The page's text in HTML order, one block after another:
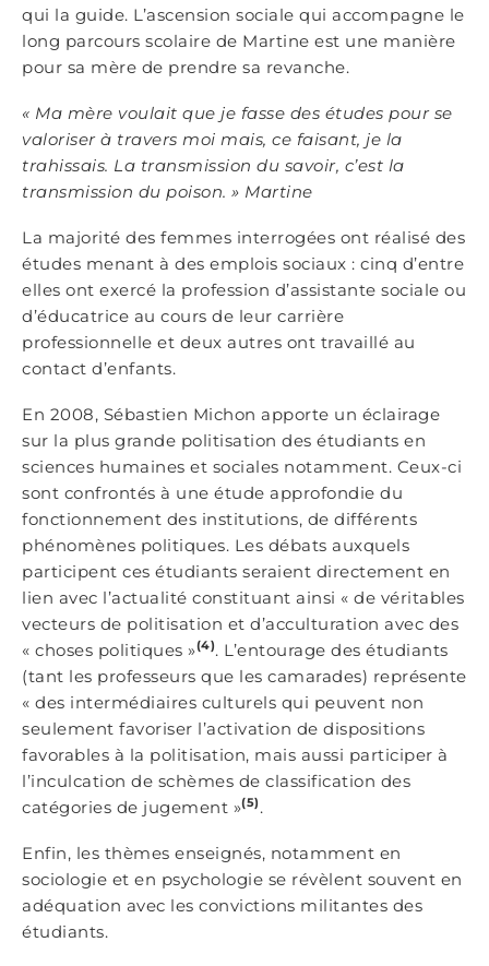
qui la guide. L’ascension sociale qui accompagne le
long parcours scolaire de Martine est une manière
pour sa mère de prendre sa revanche.
« Ma mère voulait que je fasse des études pour se
valoriser à travers moi mais, ce faisant, je la
trahissais. La transmission du savoir, c’est la
transmission du poison. » Martine
La majorité des femmes interrogées ont réalisé des
études menant à des emplois sociaux : cinq d’entre
elles ont exercé la profession d’assistante sociale ou
d’éducatrice au cours de leur carrière
professionnelle et deux autres ont travaillé au
contact d’enfants.
En 2008, Sébastien Michon apporte un éclairage
sur la plus grande politisation des étudiants en
sciences humaines et sociales notamment. Ceux-ci
sont confrontés à une étude approfondie du
fonctionnement des institutions, de différents
phénomènes politiques. Les débats auxquels
participent ces étudiants seraient directement en
lien avec l’actualité constituant ainsi « de véritables
vecteurs de politisation et d’acculturation avec des
« choses politiques »(4). L’entourage des étudiants
(tant les professeurs que les camarades) représente
« des intermédiaires culturels qui peuvent non
seulement favoriser l’activation de dispositions
favorables à la politisation, mais aussi participer à
l’inculcation de schèmes de classification des
catégories de jugement »(5) .
Enfin, les thèmes enseignés, notamment en
sociologie et en psychologie se révèlent souvent en
adéquation avec les convictions militantes des
étudiants.